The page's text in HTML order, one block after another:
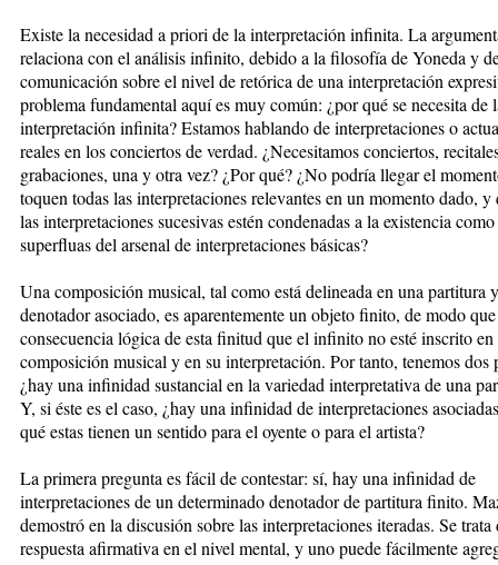
Existe la necesidad a priori de la interpretación infinita. La
relaciona con el análisis infinito, debido a la filosofía de Yoneda y
comunicación sobre el nivel de retórica de una interpretación
problema fundamental aquí es muy común: ¿por qué se necesita de
interpretación infinita? Estamos hablando de interpretaciones o
reales en los conciertos de verdad. ¿Necesitamos conciertos,
grabaciones, una y otra vez? ¿Por qué? ¿No podría llegar el
toquen todas las interpretaciones relevantes en un momento dado, y
las interpretaciones sucesivas estén condenadas a la existencia
superfluas del arsenal de interpretaciones básicas?
Una composición musical, tal como está delineada en una partitura
denotador asociado, es aparentemente un objeto finito, de modo
consecuencia lógica de esta finitud que el infinito no esté inscrito en
composición musical y en su interpretación. Por tanto, tenemos dos
¿hay una infinidad sustancial en la variedad interpretativa de una
Y, si éste es el caso, ¿hay una infinidad de interpretaciones
qué estas tienen un sentido para el oyente o para el artista?
La primera pregunta es fácil de contestar: sí, hay una infinidad de
interpretaciones de un determinado denotador de partitura finito.
demostró en la discusión sobre las interpretaciones iteradas. Se trata
respuesta afirmativa en el nivel mental, y uno puede fácilmente